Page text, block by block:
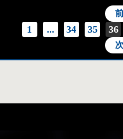
1 ... 34 35 36